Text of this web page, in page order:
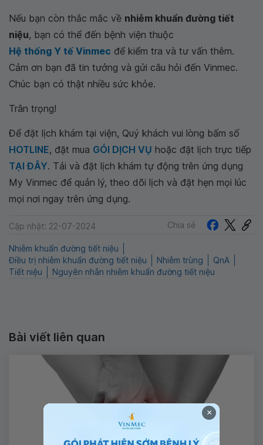
Nếu bạn còn thắc mắc về nhiễm khuẩn đường tiết
niệu, bạn có thể đến bệnh viện thuộc
Hệ thống Y tế Vinmec để kiểm tra và tư vấn thêm.
Cảm ơn bạn đã tin tưởng và gửi câu hỏi đến Vinmec.
Chúc bạn có thật nhiều sức khỏe.
Trân trọng!
Để đặt lịch khám tại viện, Quý khách vui lòng bấm số
HOTLINE, đặt mua GÓI DỊCH VỤ hoặc đặt lịch trực tiếp
TẠI ĐÂY. Tải và đặt lịch khám tự động trên ứng dụng
My Vinmec để quản lý, theo dõi lịch và đặt hẹn mọi lúc
mọi nơi ngay trên ứng dụng.
Cập nhật: 22-07-2024 Chia sẻ
Nhiễm khuẩn đường tiết niệu
Điều trị nhiễm khuẩn đường tiết niệu
Nhiễm trùng
QnA
Tiết niệu
Nguyên nhân nhiễm khuẩn đường tiết niệu
Bài viết liên quan
×